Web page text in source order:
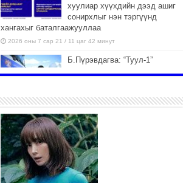
хуулиар хүүхдийн дээд ашиг
сонирхлыг нэн тэргүүнд
хангахыг баталгаажууллаа
2026 оны 7 сар 21 / 11 цаг 42 минут
Б.Пүрэвдагва: “Туул-1”
2026 оны 7 сар 21 / 10 цаг 15 минут
НИЙСЛЭЛ, АЙМГИЙН
УДИРДЛАГУУДЫН АЖЛЫГ
ХҮНД СУРТЛЫГ БУУРУУЛЖ,
ИРГЭД, АЖ АХУЙН НЭГЖИЙН
АЧААГ ХЭРХЭН ХӨНГӨЛСНӨӨР ДҮГНЭНЭ